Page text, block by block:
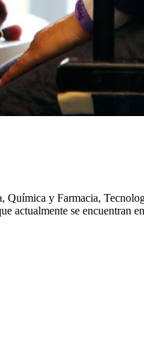
y Farmacia,
actualmente se encuentran